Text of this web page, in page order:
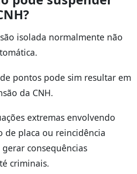
isolada normalmente não
pontos pode sim resultar em
da CNH.
extremas envolvendo
de placa ou reincidência
consequências
criminais.